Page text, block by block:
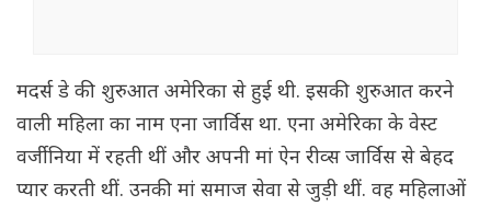
मदर्स डे की शुरुआत अमेरिका से हुई थी. इसकी शुरुआत करने
वाली महिला का नाम एना जार्विस था. एना अमेरिका के वेस्ट
वर्जीनिया में रहती थीं और अपनी मां ऐन रीव्स जार्विस से बेहद
प्यार करती थीं. उनकी मां समाज सेवा से जुड़ी थीं. वह महिलाओं